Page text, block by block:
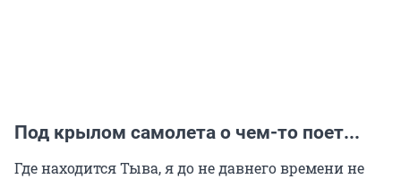
Под крылом самолета о чем-то поет...
Где находится Тыва, я до не давнего времени не